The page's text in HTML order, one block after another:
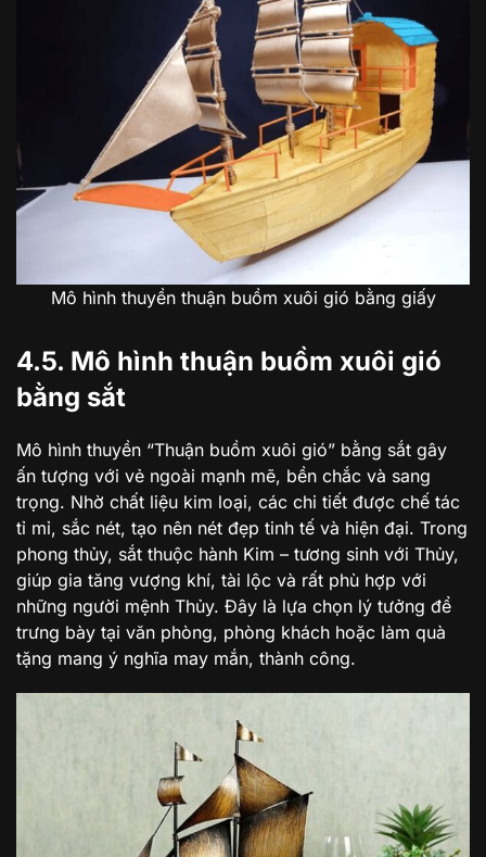
Mô hình thuyền thuận buồm xuôi gió bằng giấy
4.5. Mô hình thuận buồm xuôi gió
bằng sắt
Mô hình thuyền “Thuận buồm xuôi gió” bằng sắt gây
ấn tượng với vẻ ngoài mạnh mẽ, bền chắc và sang
trọng. Nhờ chất liệu kim loại, các chi tiết được chế tác
tỉ mỉ, sắc nét, tạo nên nét đẹp tinh tế và hiện đại. Trong
phong thủy, sắt thuộc hành Kim – tương sinh với Thủy,
giúp gia tăng vượng khí, tài lộc và rất phù hợp với
những người mệnh Thủy. Đây là lựa chọn lý tưởng để
trưng bày tại văn phòng, phòng khách hoặc làm quà
tặng mang ý nghĩa may mắn, thành công.